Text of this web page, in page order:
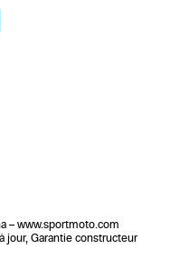
– www.sportmoto.com
jour, Garantie constructeur